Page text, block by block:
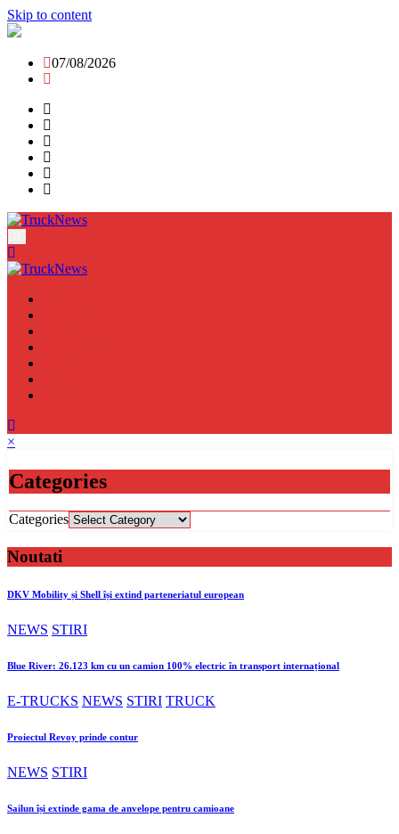
Skip to content
07/08/2026
×
Categories
Categories
Noutati
DKV Mobility și Shell își extind parteneriatul european
NEWS STIRI
Blue River: 26.123 km cu un camion 100% electric în transport internațional
E-TRUCKS NEWS STIRI TRUCK
Proiectul Revoy prinde contur
NEWS STIRI
Sailun își extinde gama de anvelope pentru camioane